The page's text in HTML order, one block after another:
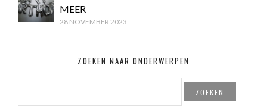
MEER
28 NOVEMBER 2023
ZOEKEN NAAR ONDERWERPEN
ZOEKEN